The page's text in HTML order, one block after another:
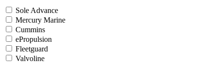
Sole Advance
Mercury Marine
Cummins
ePropulsion
Fleetguard
Valvoline